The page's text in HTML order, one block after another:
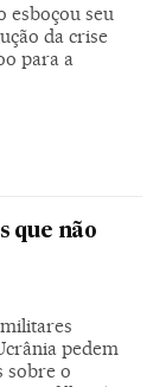
esboçou seu
da crise
para a
que não
pedem
sobre o